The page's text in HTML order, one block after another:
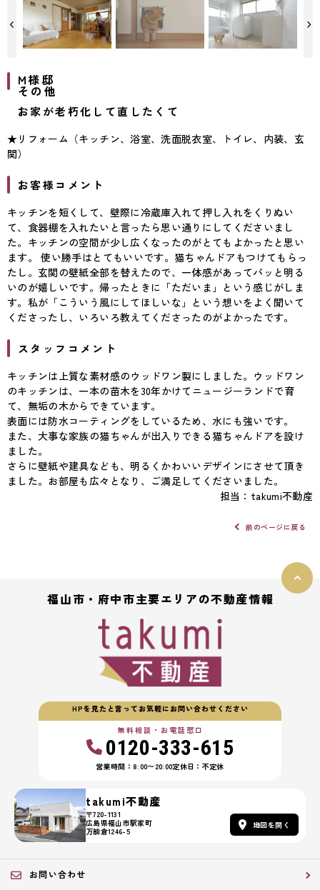
M様邸
その他
お家が老朽化して直したくて
★リフォーム（キッチン、浴室、洗面脱衣室、トイレ、内装、玄
関）
お客様コメント
キッチンを短くして、壁際に冷蔵庫入れて押し入れをくりぬい
て、食器棚を入れたいと言ったら思い通りにしてくださいまし
た。キッチンの空間が少し広くなったのがとてもよかったと思い
ます。 使い勝手はとてもいいです。猫ちゃんドアもつけてもらっ
たし。玄関の壁紙全部を替えたので、一体感があってパッと明る
いのが嬉しいです。帰ったときに「ただいま」という感じがしま
す。私が「こういう風にしてほしいな」という想いをよく聞いて
くださったし、いろいろ教えてくださったのがよかったです。
スタッフコメント
キッチンは上質な素材感のウッドワン製にしました。ウッドワン
のキッチンは、一本の苗木を30年かけてニュージーランドで育
て、無垢の木からできています。
表面には防水コーティングをしているため、水にも強いです。
また、大事な家族の猫ちゃんが出入りできる猫ちゃんドアを設け
ました。
さらに壁紙や建具なども、明るくかわいいデザインにさせて頂き
ました。お部屋も広々となり、ご満足してくださいました。
担当：takumi不動産
前のページに戻る
福山市・府中市主要エリアの不動産情報
HPを見たと言ってお気軽にお問い合わせください
無料相談・お電話窓口
0120-333-615
営業時間：8:00〜20:00定休日：不定休
takumi不動産
〒720-1131
広島県福山市駅家町
万能倉1246-5
地図を開く
お問い合わせ